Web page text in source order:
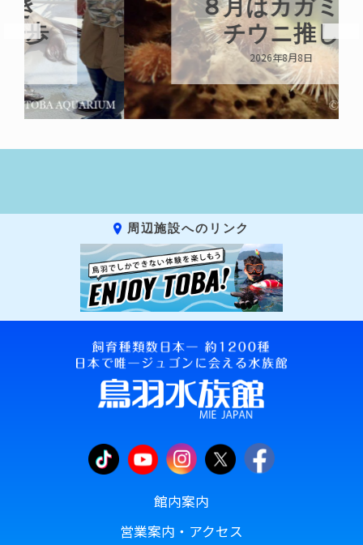
８月はカガミモ
チウニ推し
2026年8月8日
周辺施設へのリンク
館内案内
営業案内・アクセス